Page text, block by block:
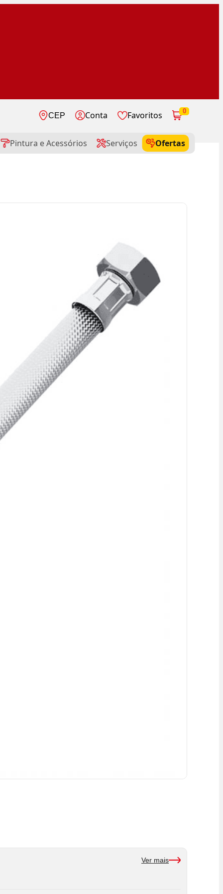
CEP Conta Favoritos 0
Pintura e Acessórios Serviços
Ofertas
Ver mais